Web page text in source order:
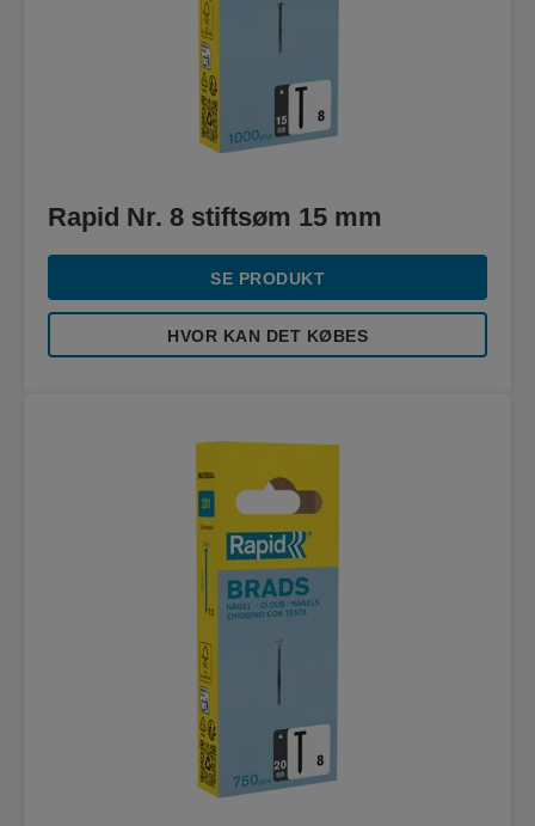
Rapid Nr. 8 stiftsøm 15 mm
SE PRODUKT
HVOR KAN DET KØBES